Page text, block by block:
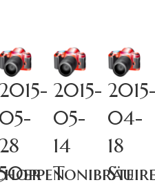
2015-
05-
28
2015-
05-
14
Tonibräu
04-
18